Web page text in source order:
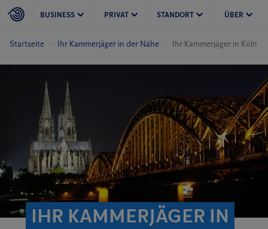
BUSINESS PRIVAT STANDORT ÜBER
Startseite Ihr Kammerjäger in der Nähe Ihr Kammerjäger in Köln
IHR KAMMERJÄGER IN